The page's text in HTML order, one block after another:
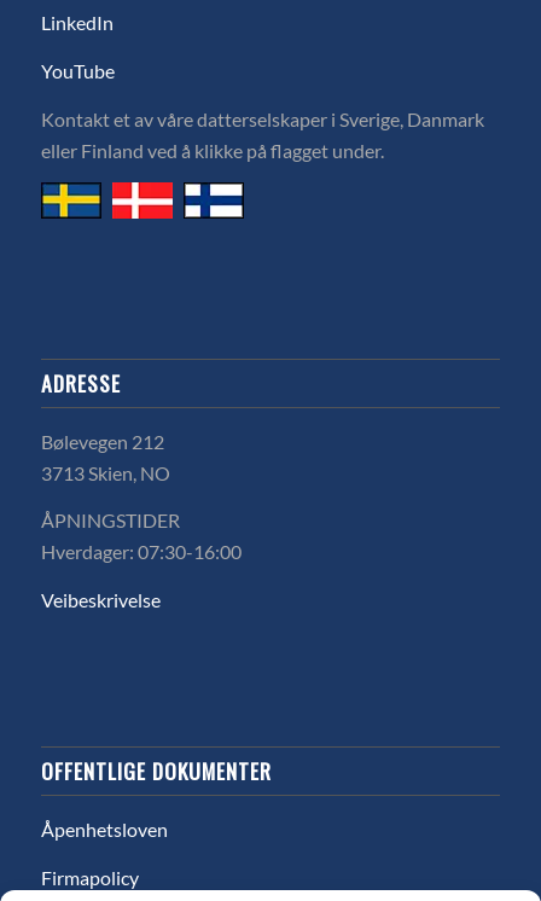
LinkedIn
YouTube
Kontakt et av våre datterselskaper i Sverige, Danmark
eller Finland ved å klikke på flagget under.
ADRESSE
Bølevegen 212
3713 Skien, NO
ÅPNINGSTIDER
Hverdager: 07:30-16:00
Veibeskrivelse
OFFENTLIGE DOKUMENTER
Åpenhetsloven
Firmapolicy